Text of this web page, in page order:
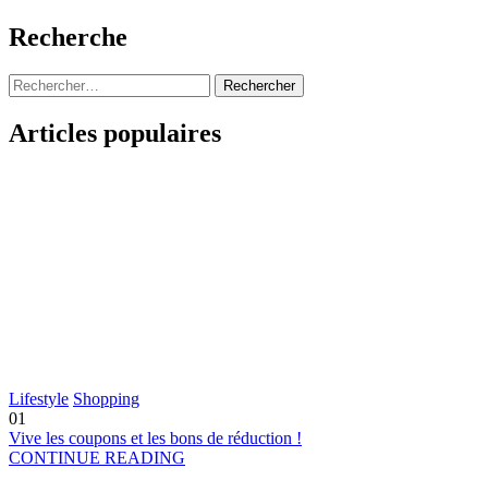
Recherche
Rechercher :
Articles populaires
Lifestyle Shopping
01
Vive les coupons et les bons de réduction !
CONTINUE READING